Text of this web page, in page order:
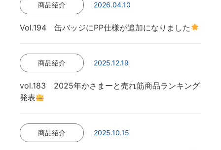
商品紹介 2026.04.10
Vol.194 缶バッジにPP仕様が追加になりました
商品紹介 2025.12.19
vol.183 2025年かさまーと売れ筋商品ランキング
発表
商品紹介 2025.10.15